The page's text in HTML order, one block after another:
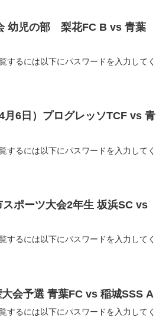
幼児の部 梨花FC B vs 青葉
するには以下にパスワードを入力してく
6日）プログレッソTCF vs 青
するには以下にパスワードを入力してく
ポーツ大会2年生 坂浜SC vs
するには以下にパスワードを入力してく
会予選 青葉FC vs 稲城SSS A
するには以下にパスワードを入力してく